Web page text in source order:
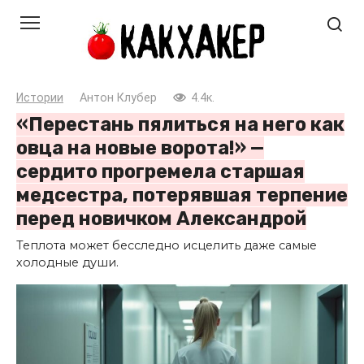
Истории Антон Клубер 4.4к.
«Перестань пялиться на него как
овца на новые ворота!» —
сердито прогремела старшая
медсестра, потерявшая терпение
перед новичком Александрой
Теплота может бесследно исцелить даже самые
холодные души.